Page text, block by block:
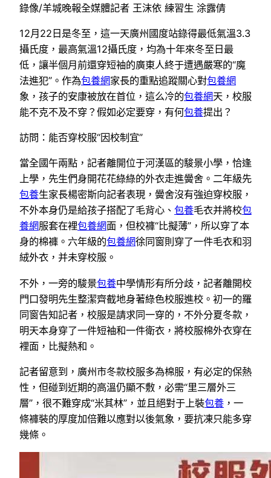
錄像/羊城晚報全媒體記者 王沫依 練習生 涂露倩
12月22日是冬至，這一天廣州國度站錄得最低氣溫3.3
攝氏度，最高氣溫12攝氏度，均為十年來冬至日最
低，讓半個月前還穿短袖的廣東人終于遭遇嚴寒的“魔
法進犯”。作為包養網家長的重點追蹤關心對包養網
象，孩子的安康被放在首位，這么冷的包養網天，校服
能不克不及不穿？假如必定要穿，有何包養提出？
訪問：能否穿校服“因校制宜”
當全國午兩點，記者離開位于河漢區的駿景小學，恰逢
上學，先生們身開花花綠綠的外衣走進黌舍。二年級先
包養生家長楊密斯向記者表現，黌舍沒有強迫穿校服，
不外本身仍是給孩子搭配了毛背心、 包養毛衣并將校包
養網服套在裡包養網面，但校褲“比擬薄”，所以穿了本
身的棉褲。六年級的包養網徐同窗則穿了一件毛衣和羽
絨外衣，并未穿校服。
不外，一旁的駿景包養中學情形有所分歧，記者離開校
門口發明先生整潔齊截地身著綠色校服進校。初一的羅
同窗告知記者，校服是請求同一穿的，不外分夏冬款，
明天本身穿了一件短袖和一件衛衣，將校服棉外衣穿在
裡面，比擬熱和。
記者留意到，廣州市冬款校服多為棉服，有必定的保熱
性，但碰到近期的高溫仍顯不敷，必需“里三層外三
層”，很不難穿成“米其林”，並且絕對于上裝包養 ，一
條褲裝的厚度加倍難以應對以後氣象，要抗凍只能多穿
幾條。